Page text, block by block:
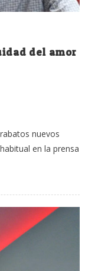
del amor
nuevos
en la prensa